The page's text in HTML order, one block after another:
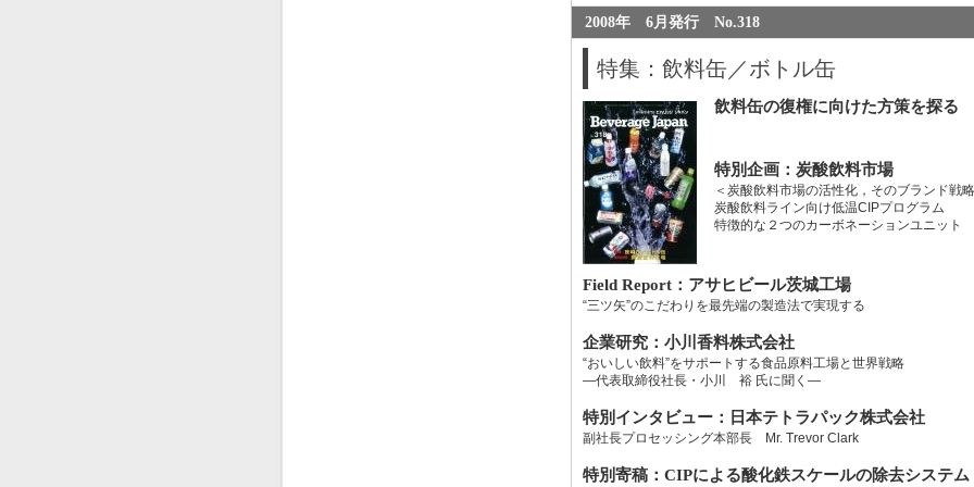
2008年 6月発行 No.318
特集：飲料缶／ボトル缶
飲料缶の復権に向けた方策を探る
特別企画：炭酸飲料市場
＜炭酸飲料市場の活性化，そのブランド戦
炭酸飲料ライン向け低温CIPプログラム
特徴的な２つのカーボネーションユニット
Field Report：アサヒビール茨城工場
“三ツ矢”のこだわりを最先端の製造法で実現する
企業研究：小川香料株式会社
“おいしい飲料”をサポートする食品原料工場と世界戦略
―代表取締役社長・小川 裕 氏に聞く―
特別インタビュー：日本テトラパック株式会社
副社長プロセッシング本部長 Mr. Trevor Clark
特別寄稿：CIPによる酸化鉄スケールの除去システム